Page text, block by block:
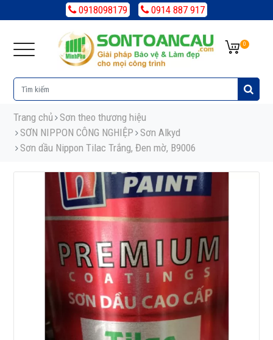
0918098179 0914 887 917
0
Trang chủ Sơn theo thương hiệu
SƠN NIPPON CÔNG NGHIỆP Sơn Alkyd
Sơn dầu Nippon Tilac Trắng, Đen mờ, B9006